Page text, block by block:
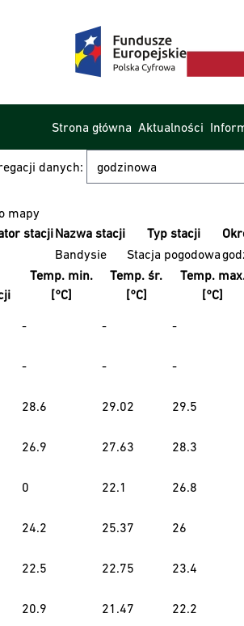
Strona główna Aktualności
danych:
mapy
stacjiNazwa stacji Typ stacji
Bandysie Stacja pogodowa
Temp. min.
[°C]
Temp. śr.
[°C]
Temp.
[°C]
- - -
- - -
28.6 29.02 29.5
26.9 27.63 28.3
0 22.1 26.8
24.2 25.37 26
22.5 22.75 23.4
20.9 21.47 22.2